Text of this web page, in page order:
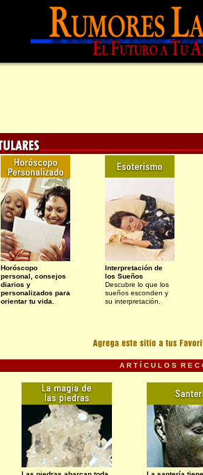
Horóscopo
personal, consejos
diarios y
personalizados para
orientar tu vida.
Interpretación de
los Sueños
Descubre lo que los
sueños esconden y
su interpretación.
A R T Í C U L O S R E C